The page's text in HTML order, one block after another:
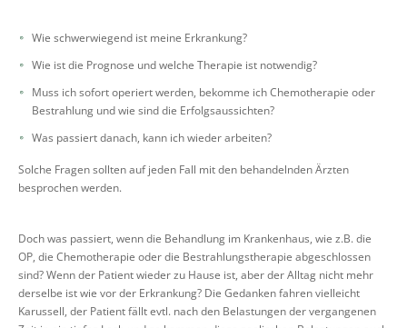
Wie schwerwiegend ist meine Erkrankung?
Wie ist die Prognose und welche Therapie ist notwendig?
Muss ich sofort operiert werden, bekomme ich Chemotherapie oder
Bestrahlung und wie sind die Erfolgsaussichten?
Was passiert danach, kann ich wieder arbeiten?
Solche Fragen sollten auf jeden Fall mit den behandelnden Ärzten
besprochen werden.
Doch was passiert, wenn die Behandlung im Krankenhaus, wie z.B. die
OP, die Chemotherapie oder die Bestrahlungstherapie abgeschlossen
sind? Wenn der Patient wieder zu Hause ist, aber der Alltag nicht mehr
derselbe ist wie vor der Erkrankung? Die Gedanken fahren vielleicht
Karussell, der Patient fällt evtl. nach den Belastungen der vergangenen